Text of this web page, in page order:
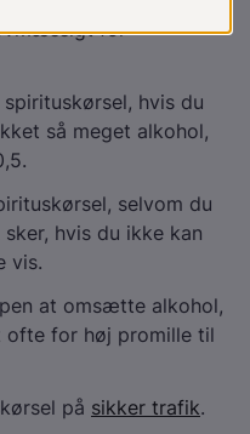
for
hvis du
så meget alkohol,
selvom du
hvis du ikke kan
vis.
at omsætte alkohol,
ofte for høj promille til
på sikker trafik.